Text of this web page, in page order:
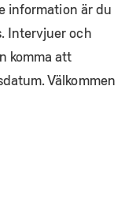
information är du
Intervjuer och
komma att
Välkommen